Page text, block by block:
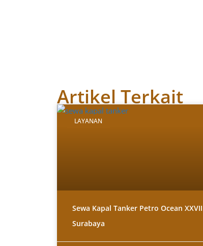
Artikel Terkait
LAYANAN
Sewa Kapal Tanker Petro Ocean
Surabaya